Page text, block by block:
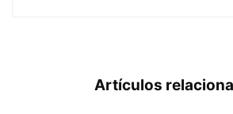
Artículos